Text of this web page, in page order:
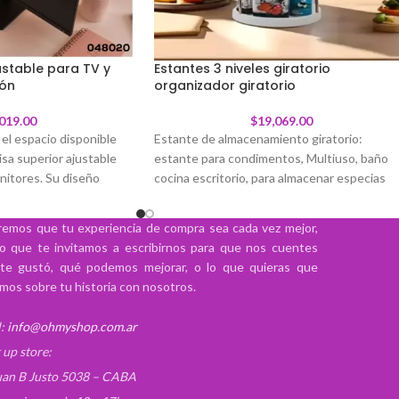
para TV y
espacio disponible
superior ajustable
Su diseño
colocar pequeños
que utilizás todos
tu escritorio, centro de
de trabajo mucho
patas ajustables con
fácilmente a la
de los monitores
plano, ofreciendo
Estantes 3 niveles giratorio
organizador giratorio
$19,069.00
Estante de almacenamiento giratorio:
estante para condimentos, Multiuso, baño
cocina escritorio, para almacenar especias
Se puede utilizar en varios entornos, como
cocinas, salas de estar y baños.
- Almacenamiento giratorio eficaz
- Ahorra espacio
que tu experiencia de compra sea cada vez mejor,
que te invitamos a escribirnos para que nos cuentes
gustó, qué podemos mejorar, o lo que quieras que
sobre tu historia con nosotros.
info@ohmyshop.com.ar
up store:
B Justo 5038 – CABA